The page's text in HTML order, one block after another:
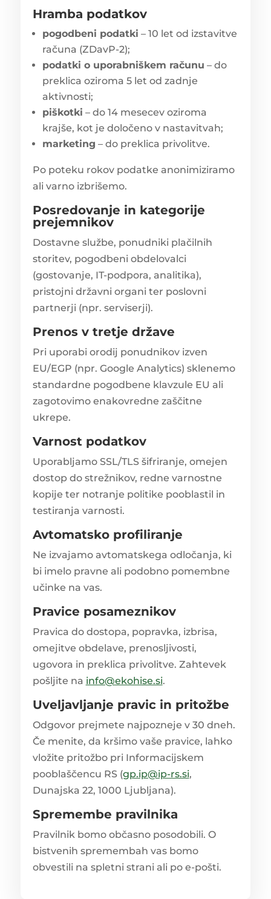
Hramba podatkov
pogodbeni podatki – 10 let od izstavitve
računa (ZDavP-2);
podatki o uporabniškem računu – do
preklica oziroma 5 let od zadnje
aktivnosti;
piškotki – do 14 mesecev oziroma
krajše, kot je določeno v nastavitvah;
marketing – do preklica privolitve.
Po poteku rokov podatke anonimiziramo
ali varno izbrišemo.
Posredovanje in kategorije
prejemnikov
Dostavne službe, ponudniki plačilnih
storitev, pogodbeni obdelovalci
(gostovanje, IT-podpora, analitika),
pristojni državni organi ter poslovni
partnerji (npr. serviserji).
Prenos v tretje države
Pri uporabi orodij ponudnikov izven
EU/EGP (npr. Google Analytics) sklenemo
standardne pogodbene klavzule EU ali
zagotovimo enakovredne zaščitne
ukrepe.
Varnost podatkov
Uporabljamo SSL/TLS šifriranje, omejen
dostop do strežnikov, redne varnostne
kopije ter notranje politike pooblastil in
testiranja varnosti.
Avtomatsko profiliranje
Ne izvajamo avtomatskega odločanja, ki
bi imelo pravne ali podobno pomembne
učinke na vas.
Pravice posameznikov
Pravica do dostopa, popravka, izbrisa,
omejitve obdelave, prenosljivosti,
ugovora in preklica privolitve. Zahtevek
pošljite na info@ekohise.si.
Uveljavljanje pravic in pritožbe
Odgovor prejmete najpozneje v 30 dneh.
Če menite, da kršimo vaše pravice, lahko
vložite pritožbo pri Informacijskem
pooblaščencu RS (gp.ip@ip-rs.si,
Dunajska 22, 1000 Ljubljana).
Spremembe pravilnika
Pravilnik bomo občasno posodobili. O
bistvenih spremembah vas bomo
obvestili na spletni strani ali po e-pošti.